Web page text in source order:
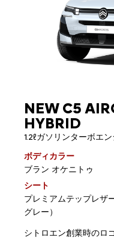
NEW C5
HYBRID
1.2ℓガソリンターボエ
ボディカラー
ブラン オケニトゥ
シート
プレミアムテップレザ
グレー）
シトロエン創業時のロ